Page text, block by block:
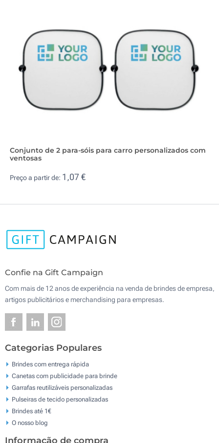
Conjunto de 2 para-sóis para carro personalizados com
ventosas
Preço a partir de: 1,07 €
Confie na Gift Campaign
Com mais de 12 anos de experiência na venda de brindes de empresa,
artigos publicitários e merchandising para empresas.
Categorias Populares
Brindes com entrega rápida
Canetas com publicidade para brinde
Garrafas reutilizáveis personalizadas
Pulseiras de tecido personalizadas
Brindes até 1€
O nosso blog
Informação de compra